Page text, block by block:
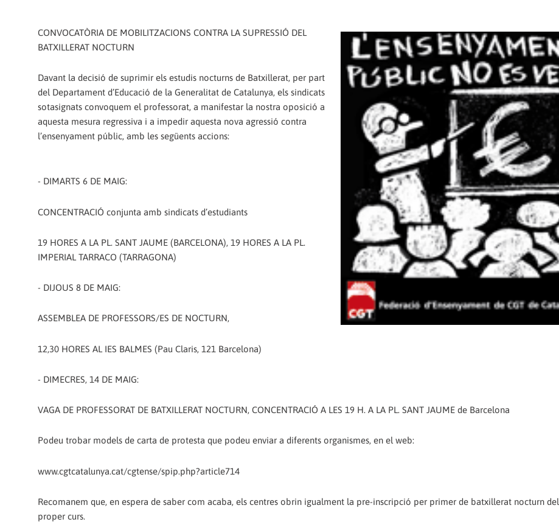
CONVOCATÒRIA DE MOBILITZACIONS CONTRA LA SUPRESSIÓ DEL
BATXILLERAT NOCTURN
Davant la decisió de suprimir els estudis nocturns de Batxillerat, per part
del Departament d’Educació de la Generalitat de Catalunya, els sindicats
sotasignats convoquem el professorat, a manifestar la nostra oposició a
aquesta mesura regressiva i a impedir aquesta nova agressió contra
l’ensenyament públic, amb les següents accions:
- DIMARTS 6 DE MAIG:
CONCENTRACIÓ conjunta amb sindicats d’estudiants
19 HORES A LA PL. SANT JAUME (BARCELONA), 19 HORES A LA PL.
IMPERIAL TARRACO (TARRAGONA)
- DIJOUS 8 DE MAIG:
ASSEMBLEA DE PROFESSORS/ES DE NOCTURN,
12,30 HORES AL IES BALMES (Pau Claris, 121 Barcelona)
- DIMECRES, 14 DE MAIG:
VAGA DE PROFESSORAT DE BATXILLERAT NOCTURN, CONCENTRACIÓ A LES 19 H. A LA PL. SANT JAUME de Barcelona
Podeu trobar models de carta de protesta que podeu enviar a diferents organismes, en el web:
www.cgtcatalunya.cat/cgtense/spip.php?article714
Recomanem que, en espera de saber com acaba, els centres obrin igualment la pre-inscripció per primer de batxillerat nocturn del
proper curs.